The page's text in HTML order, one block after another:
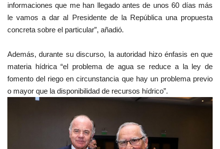
informaciones que me han llegado antes de unos 60 días más
le vamos a dar al Presidente de la República una propuesta
concreta sobre el particular”, añadió.
Además, durante su discurso, la autoridad hizo énfasis en que
materia hídrica “el problema de agua se reduce a la ley de
fomento del riego en circunstancia que hay un problema previo
o mayor que la disponibilidad de recursos hídrico”.